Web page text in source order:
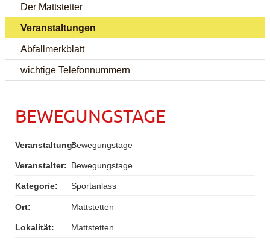
Der Mattstetter
Veranstaltungen
Abfallmerkblatt
wichtige Telefonnummern
BEWEGUNGSTAGE
Veranstaltung:Bewegungstage
Veranstalter: Bewegungstage
Kategorie: Sportanlass
Ort: Mattstetten
Lokalität: Mattstetten